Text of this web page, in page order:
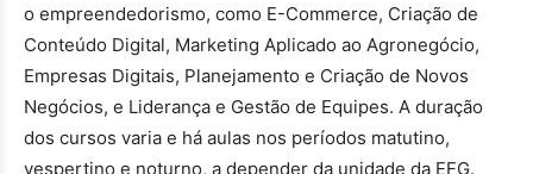
o empreendedorismo, como E-Commerce, Criação de
Conteúdo Digital, Marketing Aplicado ao Agronegócio,
Empresas Digitais, Planejamento e Criação de Novos
Negócios, e Liderança e Gestão de Equipes. A duração
dos cursos varia e há aulas nos períodos matutino,
vespertino e noturno, a depender da unidade da EFG.